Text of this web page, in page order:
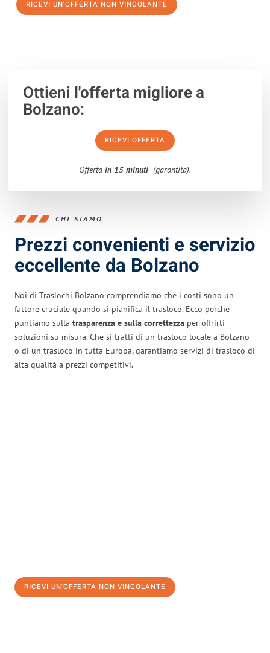
RICEVI UN'OFFERTA NON VINCOLANTE
Ottieni l'offerta migliorea
Bolzano:
RICEVI OFFERTA
Offerta in 15 minuti (garantita).
CHI SIAMO
Prezzi convenienti e servizio
eccellente da Bolzano
Noi di Traslochi Bolzano comprendiamo che i costi sono un
fattore cruciale quando si pianifica il trasloco. Ecco perché
puntiamo sulla trasparenza e sulla correttezza per offrirti
soluzioni su misura. Che si tratti di un trasloco locale a Bolzano
o di un trasloco in tutta Europa, garantiamo servizi di trasloco di
alta qualità a prezzi competitivi.
RICEVI UN'OFFERTA NON VINCOLANTE